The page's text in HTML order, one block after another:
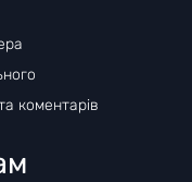
коментарів